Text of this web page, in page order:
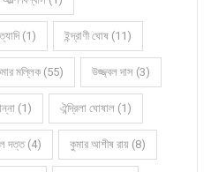
(1) ইন্দ্রাণী ঘোষ (11)
মল্লিক (55) উজ্জ্বল দাস (3)
(1) ঐন্দ্রিলা ঘোষাল (1)
দত্ত (4) কুমার আশীষ রায় (8)